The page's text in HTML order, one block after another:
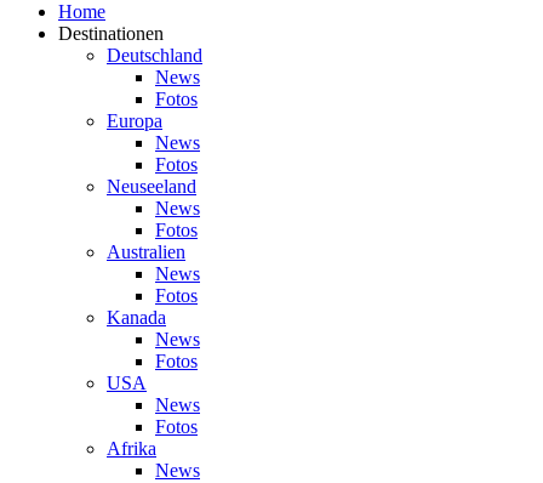
Home
Destinationen
Deutschland
News
Fotos
Europa
News
Fotos
Neuseeland
News
Fotos
Australien
News
Fotos
Kanada
News
Fotos
USA
News
Fotos
Afrika
News